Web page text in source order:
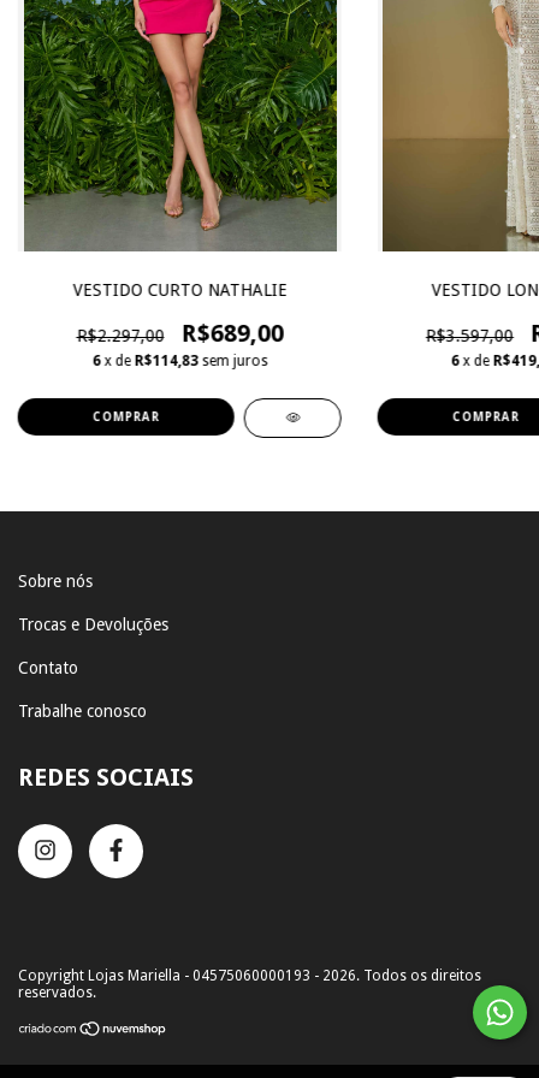
VESTIDO CURTO NATHALIE
R$2.297,00 R$689,00
6 x de R$114,83 sem juros
COMPRAR
VESTIDO
R$3.597,00
6 x de
COMPRAR
Sobre nós
Trocas e Devoluções
Contato
Trabalhe conosco
REDES SOCIAIS
Copyright Lojas Mariella - 04575060000193 - 2026. Todos os direitos
reservados.